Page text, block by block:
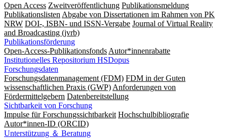
Open Access Zweitveröffentlichung Publikationsmeldung
Publikationslisten Abgabe von Dissertationen im Rahmen von PK
NRW DOI-, ISBN- und ISSN-Vergabe Journal of Virtual Reality
and Broadcasting (jvrb)
Publikationsförderung
Open-Access-Publikationsfonds Autor*innenrabatte
Institutionelles Repositorium HSDopus
Forschungsdaten
Forschungsdatenmanagement (FDM) FDM in der Guten
wissenschaftlichen Praxis (GWP) Anforderungen von
Fördermittelgebern Datenbereitstellung
Sichtbarkeit von Forschung
Impulse für Forschungssichtbarkeit Hochschulbibliografie
Autor*innen-ID (ORCID)
Unterstützung ＆ Beratung